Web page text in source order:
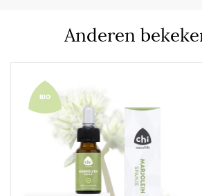
Anderen
BIO